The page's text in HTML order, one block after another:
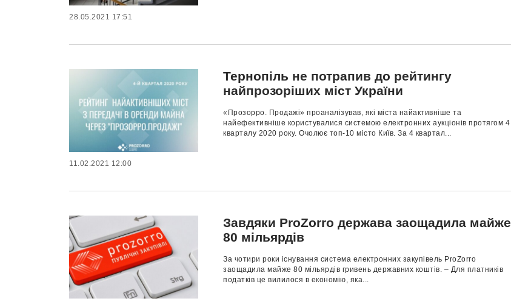
28.05.2021 17:51
Тернопіль не потрапив до рейтингу
найпрозоріших міст України
«Прозорро. Продажі» проаналізував, які міста найактивніше та
найефективніше користувалися системою електронних аукціонів протягом 4
кварталу 2020 року. Очолює топ-10 місто Київ. За 4 квартал...
11.02.2021 12:00
Завдяки ProZorro держава заощадила майже
80 мільярдів
За чотири роки існування система електронних закупівель ProZorro
заощадила майже 80 мільярдів гривень державних коштів. – Для платників
податків це вилилося в економію, яка...